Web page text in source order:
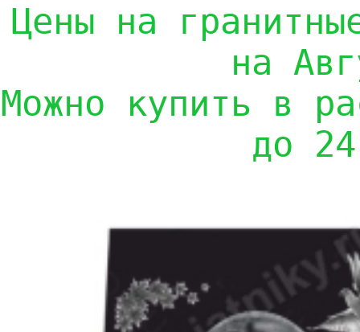
Цены на
на
Можно купить в
до